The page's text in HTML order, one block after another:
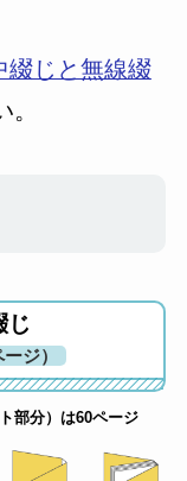
綴じと無線綴
じ
ージ）
部分）は60ページ